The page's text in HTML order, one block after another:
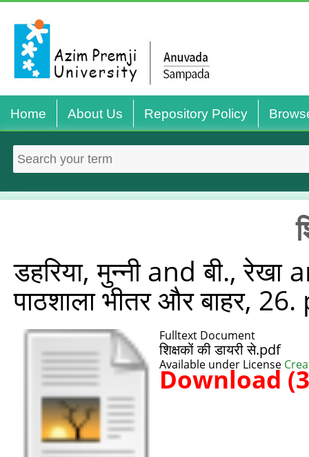
Home About Us Repository Policy
डहरिया, मुन्‍नीandबी., रेखा
पाठशाला भीतर और बाहर,
Fulltext Document
शिक्षकों की डायरी से.pdf
Available under License
Download